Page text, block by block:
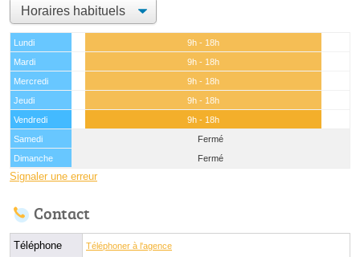
Lundi
9h - 18h
Mardi
9h - 18h
Mercredi
9h - 18h
Jeudi
9h - 18h
Vendredi
9h - 18h
Samedi
Fermé
Dimanche
Fermé
Signaler une erreur
Contact
Téléphone Téléphoner à l'agence